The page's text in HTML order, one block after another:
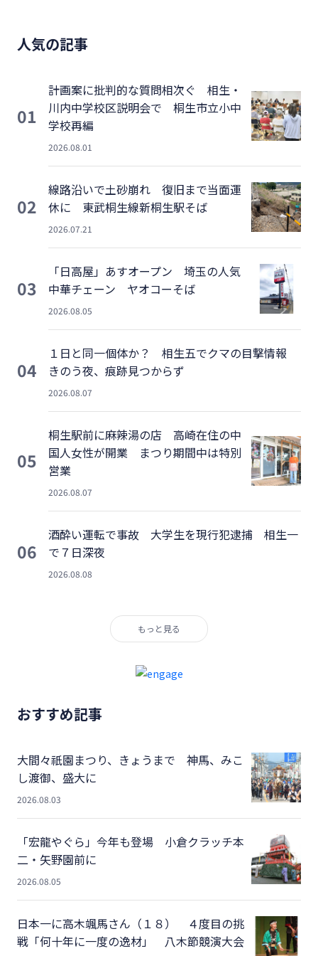
人気の記事
01
計画案に批判的な質問相次ぐ 相生・
川内中学校区説明会で 桐生市立小中
学校再編
2026.08.01
02
線路沿いで土砂崩れ 復旧まで当面運
休に 東武桐生線新桐生駅そば
2026.07.21
03
「日高屋」あすオープン 埼玉の人気
中華チェーン ヤオコーそば
2026.08.05
04
１日と同一個体か？ 相生五でクマの目撃情報
きのう夜、痕跡見つからず
2026.08.07
05
桐生駅前に麻辣湯の店 高崎在住の中
国人女性が開業 まつり期間中は特別
営業
2026.08.07
06
酒酔い運転で事故 大学生を現行犯逮捕 相生一
で７日深夜
2026.08.08
もっと見る
おすすめ記事
大間々祇園まつり、きょうまで 神馬、みこ
し渡御、盛大に
2026.08.03
「宏龍やぐら」今年も登場 小倉クラッチ本
二・矢野園前に
2026.08.05
日本一に高木颯馬さん（１８） ４度目の挑
戦「何十年に一度の逸材」 八木節競演大会